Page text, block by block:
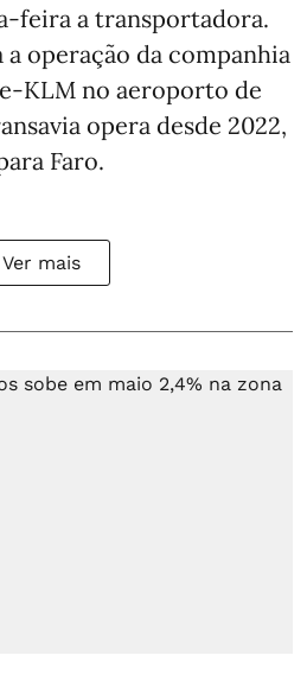
feira a transportadora.
operação da companhia
KLM no aeroporto de
opera desde 2022,
Faro.
Ver mais